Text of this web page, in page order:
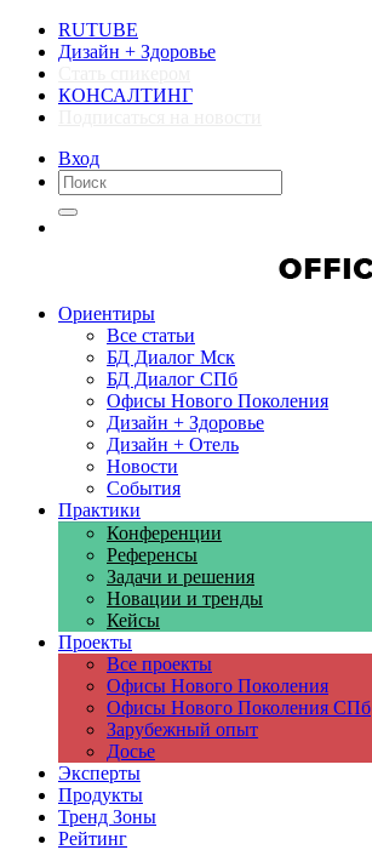
RUTUBE
Дизайн + Здоровье
КОНСАЛТИНГ
Вход
Ориентиры
Все статьи
БД Диалог Мск
БД Диалог СПб
Офисы Нового Поколения
Дизайн + Здоровье
Дизайн + Отель
Новости
События
Практики
Конференции
Референсы
Задачи и решения
Новации и тренды
Кейсы
Проекты
Все проекты
Офисы Нового Поколения
Офисы Нового Поколения СПб
Зарубежный опыт
Досье
Эксперты
Продукты
Тренд Зоны
Рейтинг